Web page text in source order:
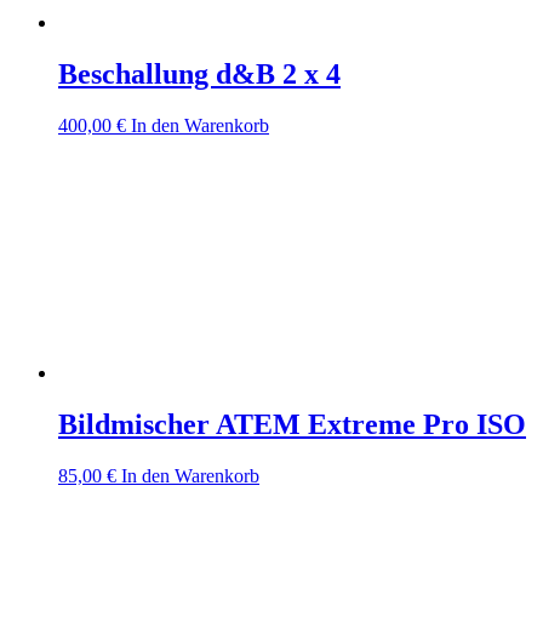
Beschallung d&B 2 x 4
400,00 € In den Warenkorb
Bildmischer ATEM Extreme Pro ISO
85,00 € In den Warenkorb